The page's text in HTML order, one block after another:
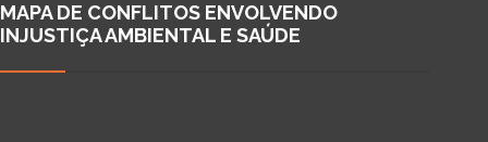
MAPA DE CONFLITOS ENVOLVENDO
INJUSTIÇA AMBIENTAL E SAÚDE